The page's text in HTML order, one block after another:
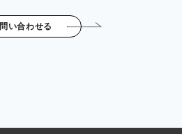
問い合わせる